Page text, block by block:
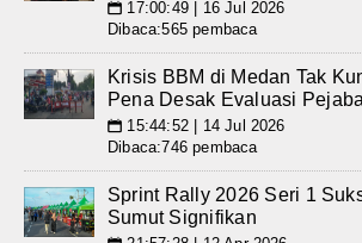
📅 17:00:49 | 16 Jul 2026
Dibaca:565 pembaca
Krisis BBM di Medan Tak
Pena Desak Evaluasi
📅 15:44:52 | 14 Jul 2026
Dibaca:746 pembaca
Sprint Rally 2026 Seri 1
Sumut Signifikan